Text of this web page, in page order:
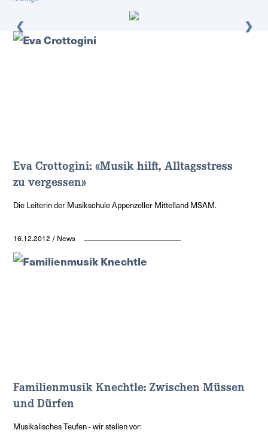
❮ ❯
Eva Crottogini: «Musik hilft, Alltagsstress
zu vergessen»
Die Leiterin der Musikschule Appenzeller Mittelland MSAM.
16.12.2012 / News
Familienmusik Knechtle: Zwischen Müssen
und Dürfen
Musikalisches Teufen - wir stellen vor: